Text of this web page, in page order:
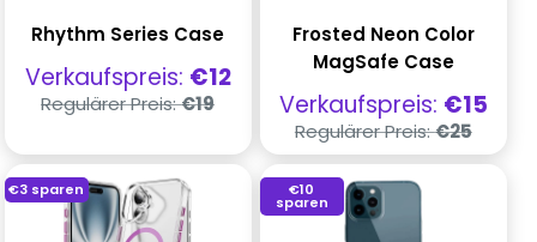
Rhythm Series Case
Verkaufspreis
Verkaufspreis: €12
Regulärer
Preis
Regulärer Preis:€19
Frosted Neon Color
MagSafe Case
Verkaufspreis
Verkaufspreis: €15
Regulärer
Preis
Regulärer Preis:€25
€3 sparen €10
sparen